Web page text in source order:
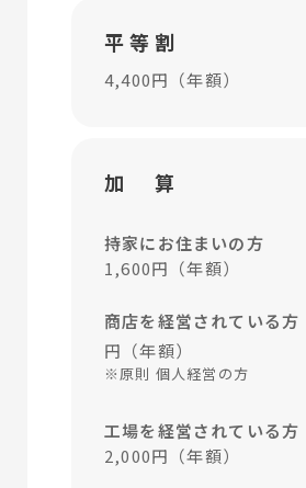
平等割
4,400円（年額）
加 算
持家にお住まいの方
1,600円（年額）
商店を経営されている方
円（年額）
※原則 個人経営の方
工場を経営されている方
2,000円（年額）